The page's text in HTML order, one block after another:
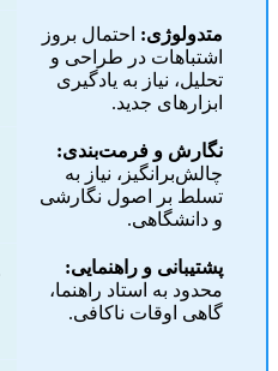
متدولوژی: احتمال بروز
اشتباهات در طراحی و
تحلیل، نیاز به یادگیری
ابزارهای جدید.
نگارش و فرمت‌بندی:
چالش‌برانگیز، نیاز به
تسلط بر اصول نگارشی
و دانشگاهی.
پشتیبانی و راهنمایی:
محدود به استاد راهنما،
گاهی اوقات ناکافی.